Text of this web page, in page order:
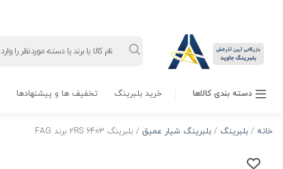
search
دسته بندی کالاها خرید بلبرینگ تخفیف ها و پیشنهادها
خانه / بلبرینگ / بلبرینگ شیار عمیق / بلبرینگ 6403 2RS برند FAG